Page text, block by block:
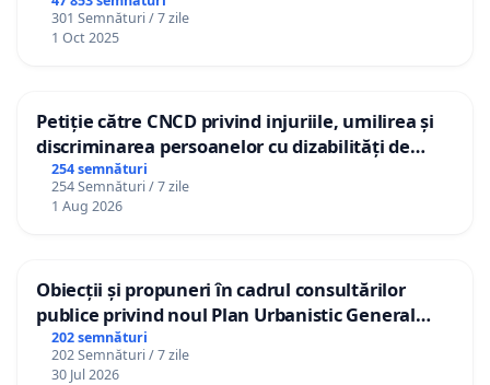
301 Semnături / 7 zile
1 Oct 2025
Petiție către CNCD privind injuriile, umilirea și
discriminarea persoanelor cu dizabilități de
către utilizatorul TikTok „Gorici”
254 semnături
254 Semnături / 7 zile
1 Aug 2026
Obiecții și propuneri în cadrul consultărilor
publice privind noul Plan Urbanistic General
(PUG) Ialoveni
202 semnături
202 Semnături / 7 zile
30 Jul 2026